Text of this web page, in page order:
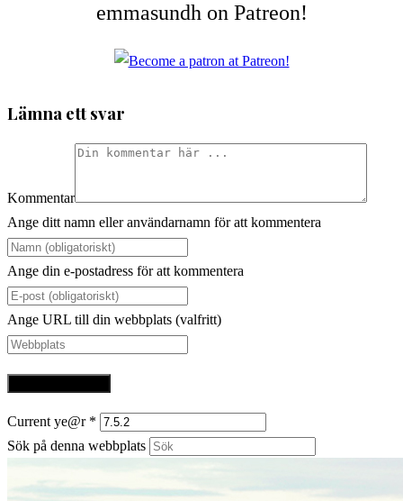
emmasundh on Patreon!
Lämna ett svar
Kommentar
Ange ditt namn eller användarnamn för att kommentera
Ange din e-postadress för att kommentera
Ange URL till din webbplats (valfritt)
Current ye@r *
Sök på denna webbplats